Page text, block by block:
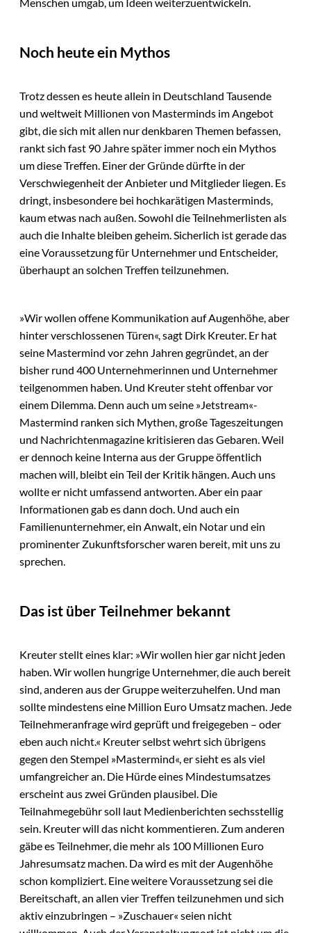
Noch heute ein Mythos
Trotz dessen es heute allein in Deutschland Tausende
und weltweit Millionen von Masterminds im Angebot
gibt, die sich mit allen nur denkbaren Themen befassen,
rankt sich fast 90 Jahre später immer noch ein Mythos
um diese Treffen. Einer der Gründe dürfte in der
Verschwiegenheit der Anbieter und Mitglieder liegen. Es
dringt, insbesondere bei hochkarätigen Masterminds,
kaum etwas nach außen. Sowohl die Teilnehmerlisten als
auch die Inhalte bleiben geheim. Sicherlich ist gerade das
eine Voraussetzung für Unternehmer und Entscheider,
überhaupt an solchen Treffen teilzunehmen.
»Wir wollen offene Kommunikation auf Augenhöhe, aber
hinter verschlossenen Türen«, sagt Dirk Kreuter. Er hat
seine Mastermind vor zehn Jahren gegründet, an der
bisher rund 400 Unternehmerinnen und Unternehmer
teilgenommen haben. Und Kreuter steht offenbar vor
einem Dilemma. Denn auch um seine »Jetstream«-
Mastermind ranken sich Mythen, große Tageszeitungen
und Nachrichtenmagazine kritisieren das Gebaren. Weil
er dennoch keine Interna aus der Gruppe öffentlich
machen will, bleibt ein Teil der Kritik hängen. Auch uns
wollte er nicht umfassend antworten. Aber ein paar
Informationen gab es dann doch. Und auch ein
Familienunternehmer, ein Anwalt, ein Notar und ein
prominenter Zukunftsforscher waren bereit, mit uns zu
sprechen.
Das ist über Teilnehmer bekannt
Kreuter stellt eines klar: »Wir wollen hier gar nicht jeden
haben. Wir wollen hungrige Unternehmer, die auch bereit
sind, anderen aus der Gruppe weiterzuhelfen. Und man
sollte mindestens eine Million Euro Umsatz machen. Jede
Teilnehmeranfrage wird geprüft und freigegeben – oder
eben auch nicht.« Kreuter selbst wehrt sich übrigens
gegen den Stempel »Mastermind«, er sieht es als viel
umfangreicher an. Die Hürde eines Mindestumsatzes
erscheint aus zwei Gründen plausibel. Die
Teilnahmegebühr soll laut Medienberichten sechsstellig
sein. Kreuter will das nicht kommentieren. Zum anderen
gäbe es Teilnehmer, die mehr als 100 Millionen Euro
Jahresumsatz machen. Da wird es mit der Augenhöhe
schon kompliziert. Eine weitere Voraussetzung sei die
Bereitschaft, an allen vier Treffen teilzunehmen und sich
aktiv einzubringen – »Zuschauer« seien nicht